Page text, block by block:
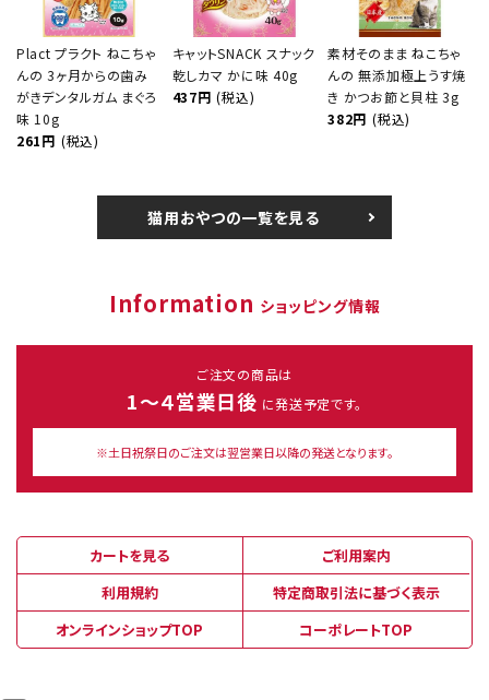
Plact プラクト ねこちゃ
んの 3ヶ月からの歯み
がきデンタルガム まぐろ
味 10g
261円 (税込)
キャットSNACK スナック
乾しカマ かに味 40g
437円 (税込)
素材そのまま ねこちゃ
んの 無添加極上うす焼
き かつお節と貝柱 3g
382円 (税込)
猫用おやつの一覧を見る
Information ショッピング情報
ご注文の商品は
1～４営業日後 に発送予定です。
※土日祝祭日のご注文は翌営業日以降の発送となります。
カートを見る
ご利用案内
利用規約
特定商取引法に基づく表示
オンラインショップTOP
コーポレートTOP